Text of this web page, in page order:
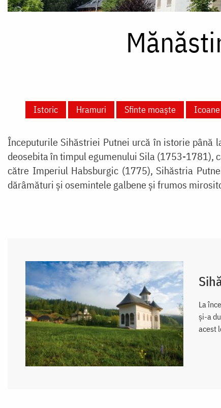
Istoric Hramuri Sfinte moaște Icoane
Începuturile Sihăstriei Putnei urcă în istorie până
deosebita în timpul egumenului Sila (1753-1781),
către Imperiul Habsburgic (1775), Sihăstria
dărâmături şi osemintele galbene şi frumos
La
și-a
acest